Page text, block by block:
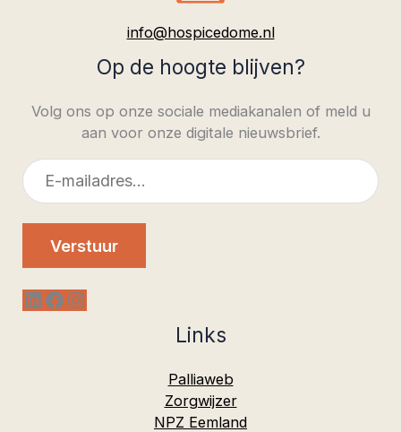
info@hospicedome.nl
Op de hoogte blijven?
Volg ons op onze sociale mediakanalen of meld u
aan voor onze digitale nieuwsbrief.
E-
mailadres
Verstuur
LinkedIn
Facebook
Instagram
Links
Palliaweb
Zorgwijzer
NPZ Eemland